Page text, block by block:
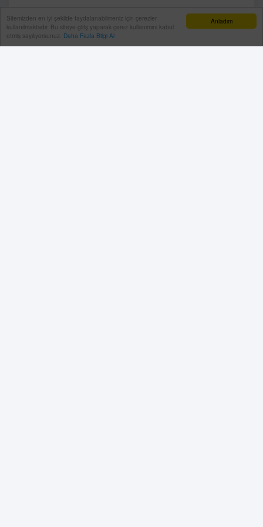
Anladım
Sitemizden en iyi şekilde faydalanabilmeniz için çerezler
kullanılmaktadır. Bu siteye giriş yaparak çerez kullanımını kabul
etmiş sayılıyorsunuz. Daha Fazla Bilgi Al
0 0 0